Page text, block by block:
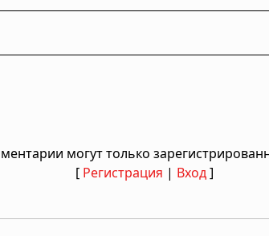
могут только
[ Регистрация | Вход]